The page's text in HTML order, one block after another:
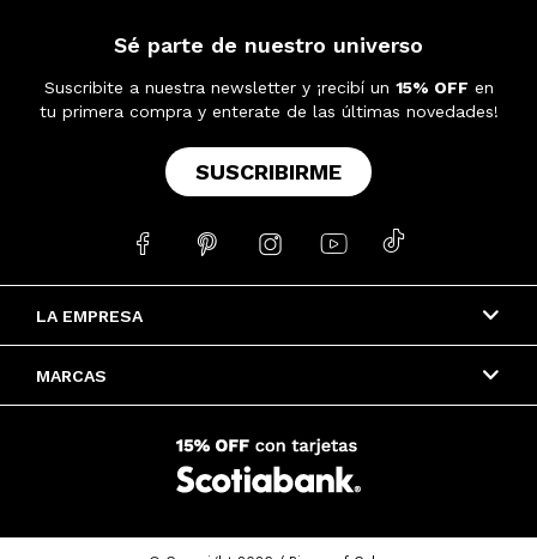
LA EMPRESA
MARCAS
Sé parte de nuestro universo
Suscribite a nuestra newsletter y ¡recibí un 15% OFF en
tu primera compra y enterate de las últimas novedades!
SUSCRIBIRME
    